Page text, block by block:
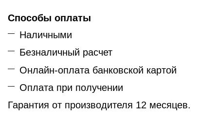
Способы оплаты
Наличными
Безналичный расчет
Онлайн-оплата банковской картой
Оплата при получении
Гарантия от производителя 12 месяцев.